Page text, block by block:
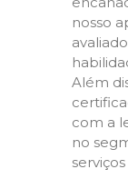
nosso
Além
com a
no